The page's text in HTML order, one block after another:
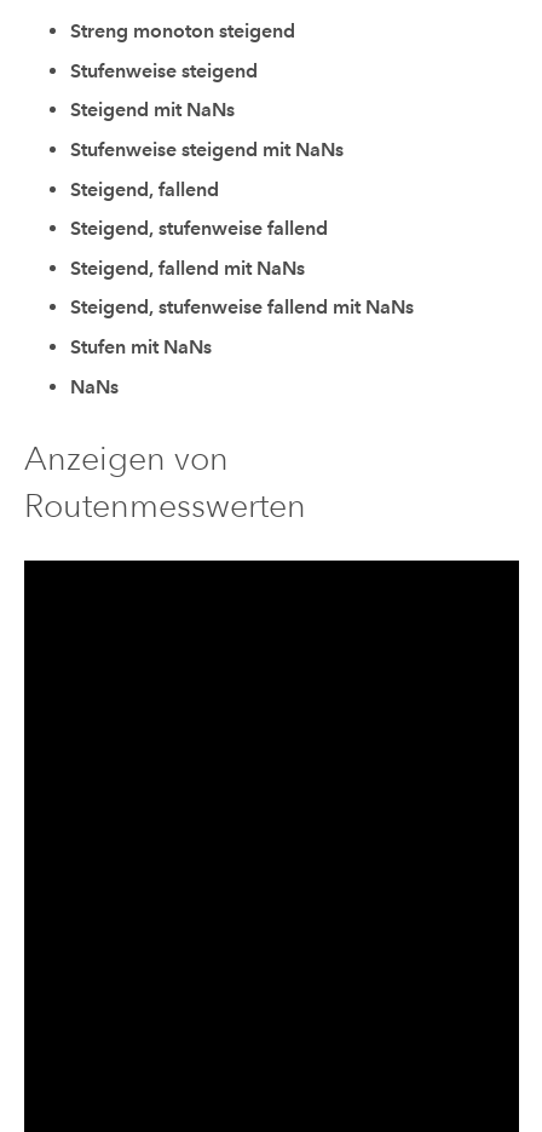
Streng monoton steigend
Stufenweise steigend
Steigend mit NaNs
Stufenweise steigend mit NaNs
Steigend, fallend
Steigend, stufenweise fallend
Steigend, fallend mit NaNs
Steigend, stufenweise fallend mit NaNs
Stufen mit NaNs
NaNs
Anzeigen von
Routenmesswerten